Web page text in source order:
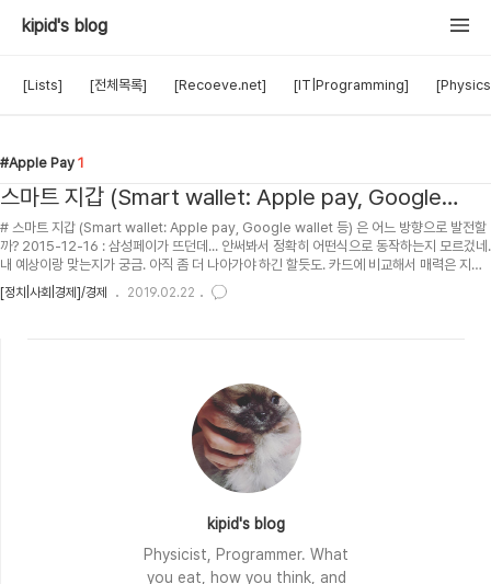
kipid's blog
[Lists] [전체목록] [Recoeve.net] [IT|Programming]
Apple Pay 1
스마트 지갑 (Smart wallet: Apple pay, Google
wallet 등) 은 어느 방향으로 발전할까?
# 스마트 지갑 (Smart wallet: Apple pay, Google wallet 등) 은 어느 방향으로 발전할
까? 2015-12-16 : 삼성페이가 뜨던데... 안써봐서 정확히 어떤식으로 동작하는지 모르겄네.
내 예상이랑 맞는지가 궁금. 아직 좀 더 나아가야 하긴 할듯도. 카드에 비교해서 매력은 지문
인식으로 보안 조금 높인거랑, 따로 카드 안들고 다녀도 된다 정도? 그런데 따로 카드 안들고
다녀도 된다는 성립이 안되는게... 인프라가 없잖아 ㅡㅡ. 전체 어느 매장이든 삼성페이가 된
[정치|사회|경제]/경제 2019.02.22
kipid's blog
Physicist, Programmer. What
you eat, how you think, and